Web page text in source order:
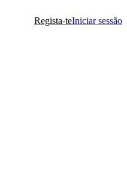
Regista-teIniciar sessão